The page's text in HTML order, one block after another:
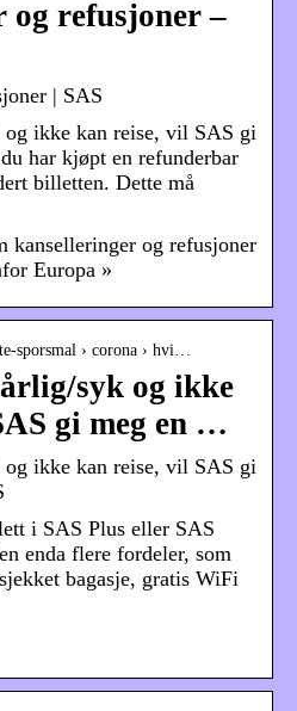
og refusjoner –
| SAS
ikke kan reise, vil SAS gi
har kjøpt en refunderbar
billetten. Dette må
kanselleringer og refusjoner
Europa »
sporsmal › corona › hvi…
syk og ikke
gi meg en …
ikke kan reise, vil SAS gi
i SAS Plus eller SAS
enda flere fordeler, som
bagasje, gratis WiFi